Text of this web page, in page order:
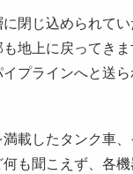
閉じ込められて
地上に戻ってき
プラインへと送
載したタンク車
も聞こえず、各